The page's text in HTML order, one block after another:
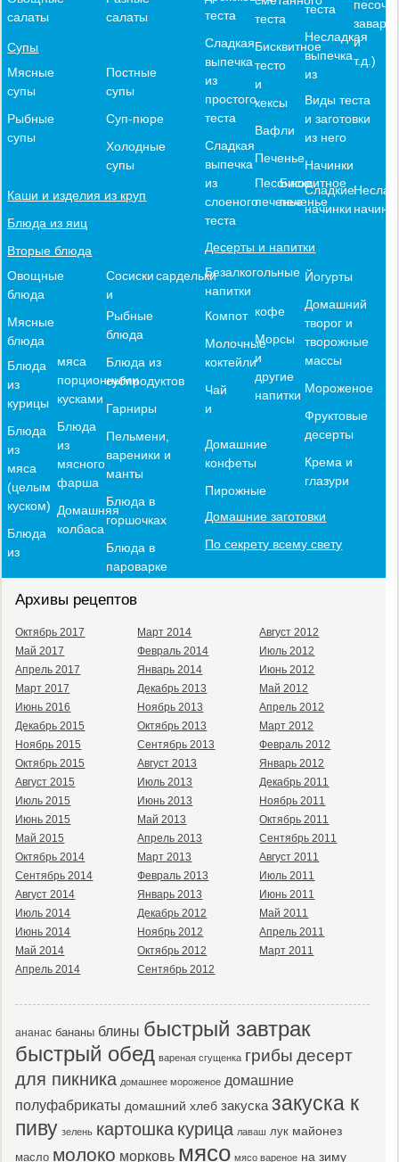
салаты
салаты
Супы
Мясные
супы
Рыбные
супы
Постные
супы
Суп-пюре
Холодные
супы
Каши и изделия из круп
Блюда из яиц
Вторые блюда
Овощные
блюда
Мясные
блюда
Блюда
из
курицы
Блюда
из
мяса
(целым
куском)
Блюда
из
мяса
порционными
кусками
Блюда
из
мясного
фарша
Домашняя
колбаса
Сосиски
и
сардельки
Рыбные
блюда
Блюда из
субпродуктов
Гарниры
Пельмени,
вареники и
манты
Блюда в
горшочках
Блюда в
пароварке
теста
Сладкая
выпечка
из
простого
теста
Сладкая
выпечка
из
слоеного
теста
теста
Бисквитное
тесто
и
кексы
Вафли
Печенье
Песочное
печенье
Бисквитное
печенье
теста
Несладкая
выпечка
из
и
т.д.)
Виды теста
и заготовки
из него
Начинки
Сладкие
начинки
Десерты и напитки
Безалкогольные
напитки
Компот
Молочные
коктейли
Чай
и
кофе
Морсы
и
другие
напитки
Домашние
конфеты
Пирожные
Йогурты
Домашний
творог и
творожные
массы
Мороженое
Фруктовые
десерты
Крема и
глазури
Домашние заготовки
По секрету всему свету
Архивы рецептов
Октябрь 2017
Май 2017
Апрель 2017
Март 2017
Июнь 2016
Декабрь 2015
Ноябрь 2015
Октябрь 2015
Август 2015
Июль 2015
Июнь 2015
Май 2015
Октябрь 2014
Сентябрь 2014
Август 2014
Июль 2014
Июнь 2014
Май 2014
Апрель 2014
Март 2014
Февраль 2014
Январь 2014
Декабрь 2013
Ноябрь 2013
Октябрь 2013
Сентябрь 2013
Август 2013
Июль 2013
Июнь 2013
Май 2013
Апрель 2013
Март 2013
Февраль 2013
Январь 2013
Декабрь 2012
Ноябрь 2012
Октябрь 2012
Сентябрь 2012
Август 2012
Июль 2012
Июнь 2012
Май 2012
Апрель 2012
Март 2012
Февраль 2012
Январь 2012
Декабрь 2011
Ноябрь 2011
Октябрь 2011
Сентябрь 2011
Август 2011
Июль 2011
Июнь 2011
Май 2011
Апрель 2011
Март 2011
ананас бананы блины быстрый завтрак
быстрый обед вареная сгущенка грибы десерт
для пикника домашнее мороженое домашние
полуфабрикаты домашний хлеб закуска закуска к
пиву зелень картошка курица лаваш лук майонез
масло молоко морковь мясо мясо вареное на зиму